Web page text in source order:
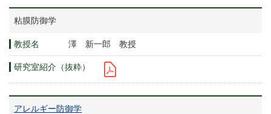
粘膜防御学
澤 新一郎 教授
アレルギー防御学